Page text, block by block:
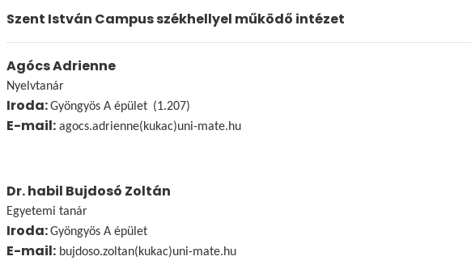
Szent István Campus székhellyel működő intézet
Agócs Adrienne
Nyelvtanár
Iroda:Gyöngyös A épület (1.207)
E-mail: agocs.adrienne(kukac)uni-mate.hu
Dr. habil Bujdosó Zoltán
Egyetemi tanár
Iroda:Gyöngyös A épület
E-mail: bujdoso.zoltan(kukac)uni-mate.hu